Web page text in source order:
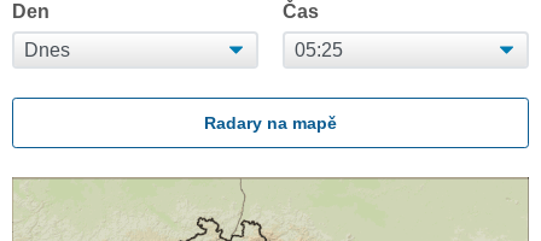
Den Čas
Radary na mapě